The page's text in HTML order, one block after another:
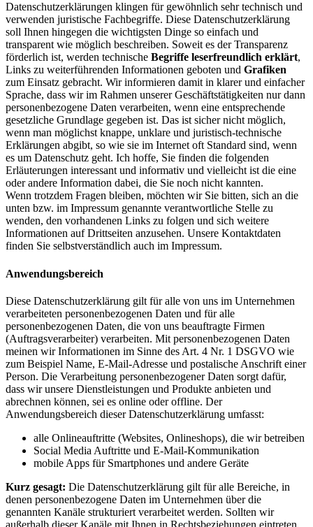
Datenschutzerklärungen klingen für gewöhnlich sehr technisch und
verwenden juristische Fachbegriffe. Diese Datenschutzerklärung
soll Ihnen hingegen die wichtigsten Dinge so einfach und
transparent wie möglich beschreiben. Soweit es der Transparenz
förderlich ist, werden technische Begriffe leserfreundlich erklärt,
Links zu weiterführenden Informationen geboten und Grafiken
zum Einsatz gebracht. Wir informieren damit in klarer und einfacher
Sprache, dass wir im Rahmen unserer Geschäftstätigkeiten nur dann
personenbezogene Daten verarbeiten, wenn eine entsprechende
gesetzliche Grundlage gegeben ist. Das ist sicher nicht möglich,
wenn man möglichst knappe, unklare und juristisch-technische
Erklärungen abgibt, so wie sie im Internet oft Standard sind, wenn
es um Datenschutz geht. Ich hoffe, Sie finden die folgenden
Erläuterungen interessant und informativ und vielleicht ist die eine
oder andere Information dabei, die Sie noch nicht kannten.
Wenn trotzdem Fragen bleiben, möchten wir Sie bitten, sich an die
unten bzw. im Impressum genannte verantwortliche Stelle zu
wenden, den vorhandenen Links zu folgen und sich weitere
Informationen auf Drittseiten anzusehen. Unsere Kontaktdaten
finden Sie selbstverständlich auch im Impressum.
Anwendungsbereich
Diese Datenschutzerklärung gilt für alle von uns im Unternehmen
verarbeiteten personenbezogenen Daten und für alle
personenbezogenen Daten, die von uns beauftragte Firmen
(Auftragsverarbeiter) verarbeiten. Mit personenbezogenen Daten
meinen wir Informationen im Sinne des Art. 4 Nr. 1 DSGVO wie
zum Beispiel Name, E-Mail-Adresse und postalische Anschrift einer
Person. Die Verarbeitung personenbezogener Daten sorgt dafür,
dass wir unsere Dienstleistungen und Produkte anbieten und
abrechnen können, sei es online oder offline. Der
Anwendungsbereich dieser Datenschutzerklärung umfasst:
alle Onlineauftritte (Websites, Onlineshops), die wir betreiben
Social Media Auftritte und E-Mail-Kommunikation
mobile Apps für Smartphones und andere Geräte
Kurz gesagt: Die Datenschutzerklärung gilt für alle Bereiche, in
denen personenbezogene Daten im Unternehmen über die
genannten Kanäle strukturiert verarbeitet werden. Sollten wir
außerhalb dieser Kanäle mit Ihnen in Rechtsbeziehungen eintreten,